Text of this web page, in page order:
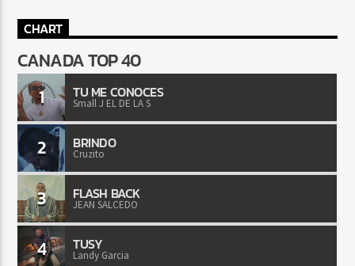
CHART
CANADA TOP 40
1 TU ME CONOCES
Small J EL DE LA S
2 BRINDO
Cruzito
3 FLASH BACK
JEAN SALCEDO
4 TUSY
Landy Garcia